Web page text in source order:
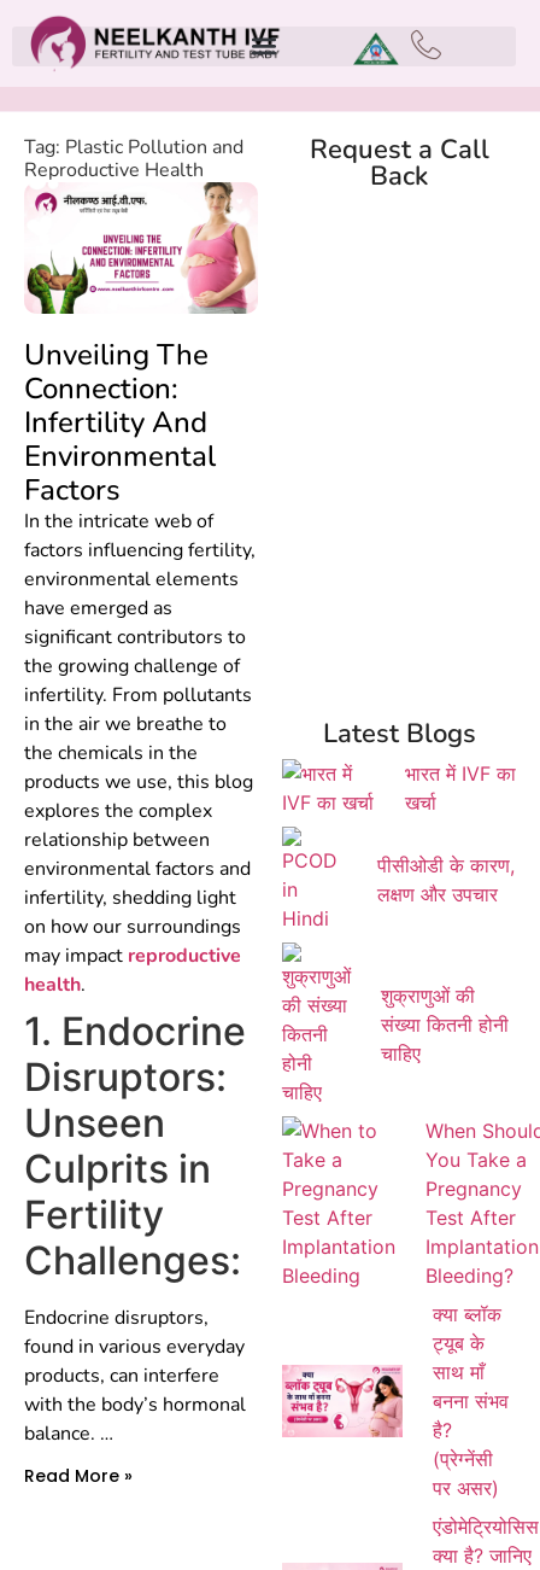
Tag: Plastic Pollution and
Reproductive Health
Unveiling The
Connection:
Infertility And
Environmental
Factors
In the intricate web of
factors influencing fertility,
environmental elements
have emerged as
significant contributors to
the growing challenge of
infertility. From pollutants
in the air we breathe to
the chemicals in the
products we use, this blog
explores the complex
relationship between
environmental factors and
infertility, shedding light
on how our surroundings
may impact reproductive
health.
1. Endocrine
Disruptors:
Unseen
Culprits in
Fertility
Challenges:
Endocrine disruptors,
found in various everyday
products, can interfere
with the body’s hormonal
balance. …
Read More »
Request a Call
Back
Latest Blogs
भारत में IVF का
खर्चा
पीसीओडी के कारण,
लक्षण और उपचार
शुक्राणुओं की
संख्या कितनी होनी
चाहिए
When
You Take a
Pregnancy
Test After
Implantation
Bleeding?
क्या ब्लॉक
ट्यूब के
साथ माँ
बनना संभव
है?
(प्रेग्नेंसी
पर असर)
एंडोमेट्रियोसिस
क्या है? जानिए